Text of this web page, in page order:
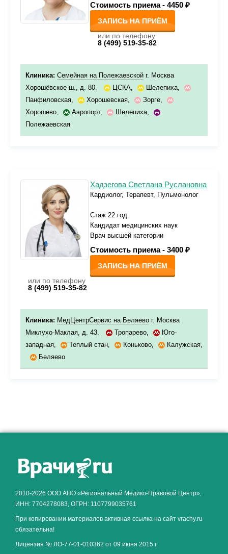
Стоимость приема - 4450 ₽
ЗАПИСЬ НА ПРИЁМ
или по телефону
8 (499) 519-35-82
Клиника: Семейная на Полежаевской г. Москва
Хорошёвское ш., д. 80.
ЦСКА, Шелепиха,
Панфиловская, Хорошевская, Зорге,
Хорошево, Аэропорт, Шелепиха,
Полежаевская
Хадзегова Светлана Руслановна
Кардиолог, Терапевт, Пульмонолог
Стаж 22 год.
Кандидат медицинских наук
Врач высшей категории
Стоимость приема - 3400 ₽
ЗАПИСЬ НА ПРИЁМ
или по телефону
8 (499) 519-35-82
Клиника: МедЦентрСервис на Беляево г. Москва
Миклухо-Маклая, д. 43.
Тропарево,
Юго-
западная, Теплый стан, Коньково, Калужская,
Беляево
2010-2026 ООО АНО «Региональный Медико-Правовой Центр»,
ИНН: 7704278083, ОГРН: 1107799035761
При копировании материалов активная ссылка на сайт vrachy.ru
обязательна!
Лицензия № ЛО-77-01-010362 от 09 июня 2015 г.